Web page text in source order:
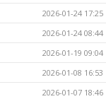
2026-01-24 17:25
2026-01-24 08:44
2026-01-19 09:04
2026-01-08 16:53
2026-01-07 18:46